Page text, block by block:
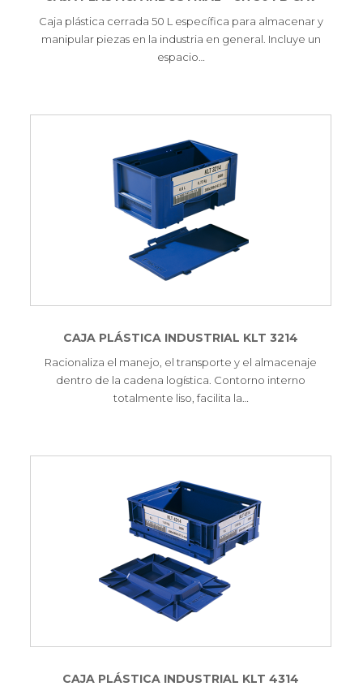
Caja plástica cerrada 50 L específica para almacenar y
manipular piezas en la industria en general. Incluye un
espacio…
CAJA PLÁSTICA INDUSTRIAL KLT 3214
Racionaliza el manejo, el transporte y el almacenaje
dentro de la cadena logística. Contorno interno
totalmente liso, facilita la…
CAJA PLÁSTICA INDUSTRIAL KLT 4314